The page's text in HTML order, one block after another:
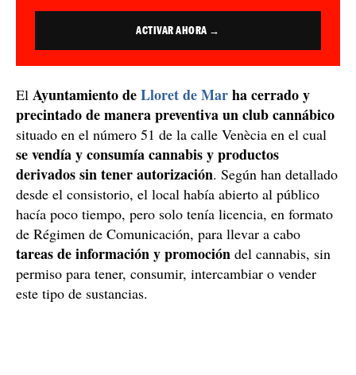
ACTIVAR AHORA →
El Ayuntamiento deLloret de Marha cerrado y
precintado de manera preventiva un club cannábico
situado en el número 51 de la calle Venècia en el cual
se vendía y consumía cannabis y productos
derivados sin tener autorización. Según han detallado
desde el consistorio, el local había abierto al público
hacía poco tiempo, pero solo tenía licencia, en formato
de Régimen de Comunicación, para llevar a cabo
tareas de información y promoción del cannabis, sin
permiso para tener, consumir, intercambiar o vender
este tipo de sustancias.